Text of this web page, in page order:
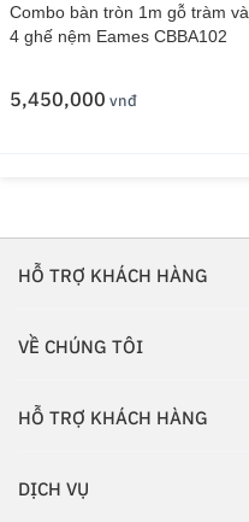
Combo bàn tròn 1m gỗ tràm và
4 ghế nệm Eames CBBA102
5,450,000 vnđ
HỖ TRỢ KHÁCH HÀNG
VỀ CHÚNG TÔI
HỖ TRỢ KHÁCH HÀNG
DỊCH VỤ